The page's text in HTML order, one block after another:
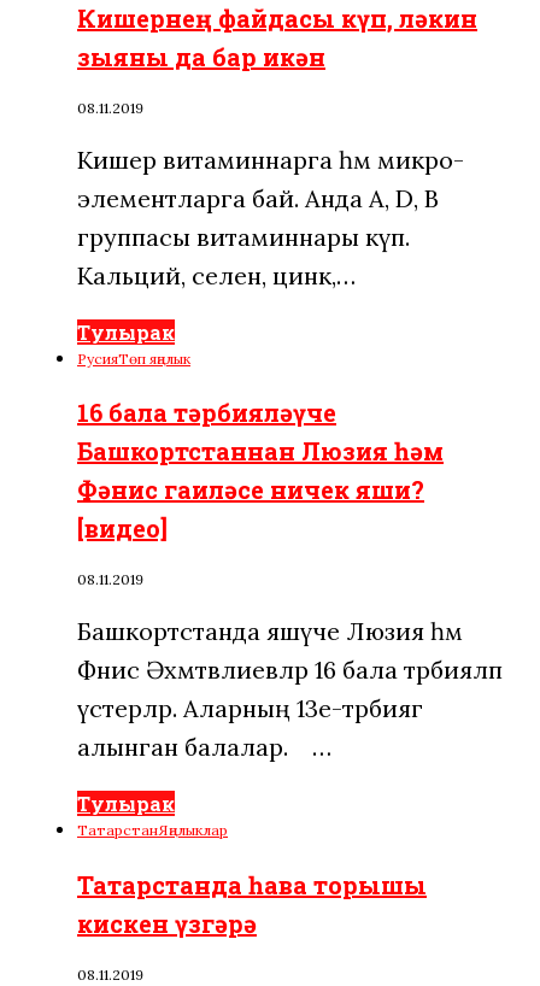
Кишернең файдасы күп, ләкин
зыяны да бар икән
08.11.2019
Кишер витаминнарга һәм микро­
элементларга бай. Анда А, D, В
группасы витаминнары күп.
Кальций, селен, цинк,…
Тулырак
РусияТөп яңалык
16 бала тәрбияләүче
Башкортстаннан Люзия һәм
Фәнис гаиләсе ничек яши?
[видео]
08.11.2019
Башкортстанда яшәүче Люзия һәм
Фәнис Әхмәтвәлиевләр 16 бала тәрбияләп
үстерәләр. Аларның 13е-тәрбиягә
алынган балалар. ⠀…
Тулырак
ТатарстанЯңалыклар
Татарстанда һава торышы
кискен үзгәрә
08.11.2019